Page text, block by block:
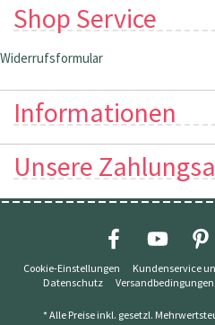
Shop Service
Widerrufsformular
Informationen
Unsere
Cookie-Einstellungen Kundenservice
Datenschutz
Versandbedingungen
* Alle Preise inkl. gesetzl.